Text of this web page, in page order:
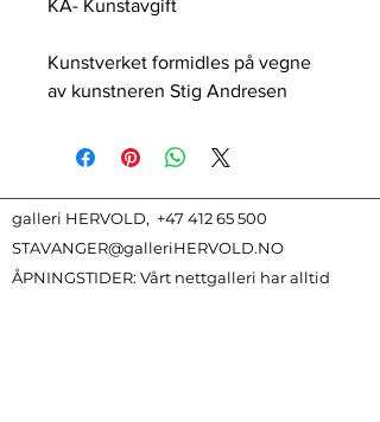
KA- Kunstavgift
Kunstverket formidles på vegne
av kunstneren Stig Andresen
galleri HERVOLD, +47 412 65 500
STAVANGER@galleriHERVOLD.NO
ÅPNINGSTIDER: Vårt nettgalleri har alltid